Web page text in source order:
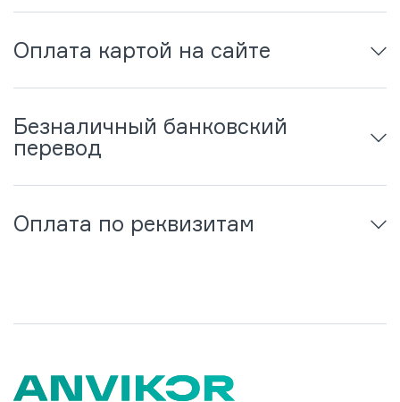
Оплата картой на сайте
Безналичный банковский
перевод
Оплата по реквизитам